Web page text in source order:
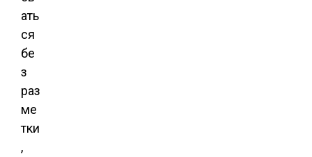
ать
ся
бе
з
раз
ме
тки
,